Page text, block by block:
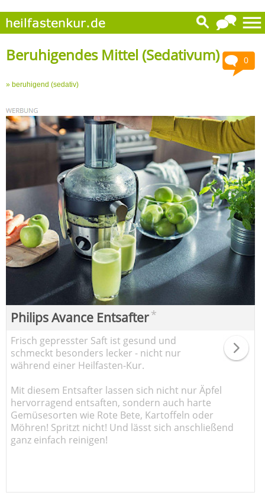
0
Beruhigendes Mittel (Sedativum)
» beruhigend (sedativ)
Philips Avance Entsafter*
Frisch gepresster Saft ist gesund und
schmeckt besonders lecker - nicht nur
während einer Heilfasten-Kur.
Mit diesem Entsafter lassen sich nicht nur Äpfel
hervorragend entsaften, sondern auch harte
Gemüsesorten wie Rote Bete, Kartoffeln oder
Möhren! Spritzt nicht! Und lässt sich anschließend
ganz einfach reinigen!